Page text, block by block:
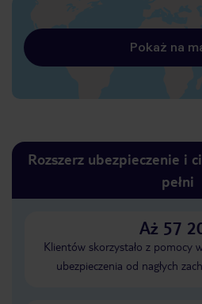
Pokaż na
Rozszerz ubezpieczenie i
pełni
Aż 57
Klientów skorzystało z pomocy
ubezpieczenia od nagłych